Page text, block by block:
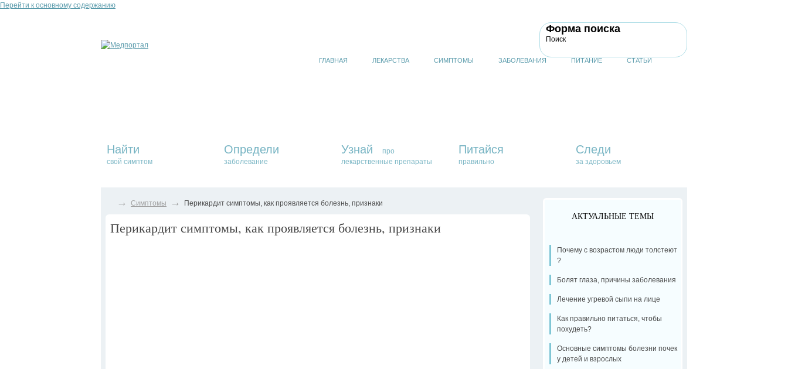
Перейти к основному содержанию
Форма поиска
Поиск
ГЛАВНАЯ ЛЕКАРСТВА СИМПТОМЫ ЗАБОЛЕВАНИЯ ПИТАНИЕ СТАТЬИ
Найти
свой симптом
Определи
заболевание
Узнай
про
лекарственные препараты
Питайся
правильно
Следи
за здоровьем
→ Симптомы → Перикардит симптомы, как проявляется болезнь, признаки
Перикардит симптомы, как проявляется болезнь, признаки
АКТУАЛЬНЫЕ ТЕМЫ
Почему с возрастом люди толстеют
?
Болят глаза, причины заболевания
Лечение угревой сыпи на лице
Как правильно питаться, чтобы
похудеть?
Основные симптомы болезни почек
у детей и взрослых